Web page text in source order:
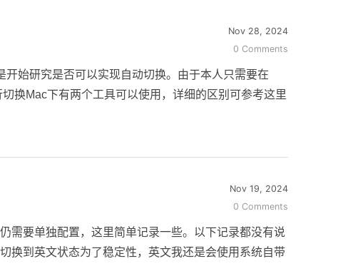
Nov 28, 2024
0 Comments
始研究是否可以实现自动切换。由于本人只需要在
换Mac下有两个工具可以使用，详细的区别可参考这里
Nov 19, 2024
0 Comments
需要单独配置，这里简单记录一些。以下记录都没有说
换到英文状态为了稳定性，英文我还是会使用系统自带